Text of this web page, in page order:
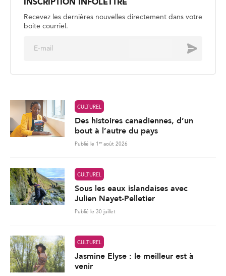
Des histoires canadiennes, d’un
Sous les eaux islandaises avec
Julien Nayet-Pelletier
Publié le 30 juillet
Jasmine Elyse : le meilleur est à
venir
Publié le 27 juillet
Charger plus de nouvelles